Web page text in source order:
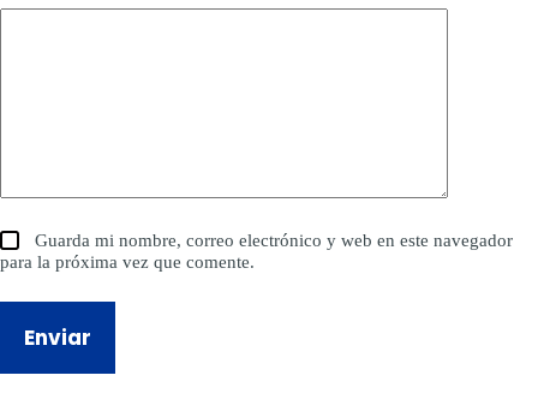
Guarda mi nombre, correo electrónico y web en este navegador
para la próxima vez que comente.
Enviar